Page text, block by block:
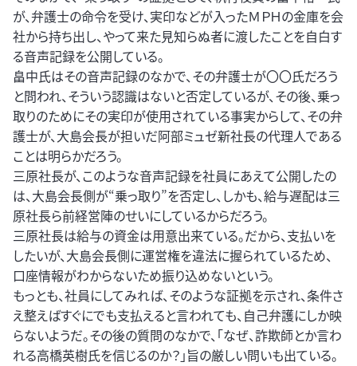
が、弁護士の命令を受け、実印などが入ったＭＰＨの金庫を会
社から持ち出し、やって来た見知らぬ者に渡したことを自白す
る音声記録を公開している。
畠中氏はその音声記録のなかで、その弁護士が〇〇氏だろう
と問われ、そういう認識はないと否定しているが、その後、乗っ
取りのためにその実印が使用されている事実からして、その弁
護士が、大島会長が担いだ阿部ミュゼ新社長の代理人である
ことは明らかだろう。
三原社長が、このような音声記録を社員にあえて公開したの
は、大島会長側が“乗っ取り”を否定し、しかも、給与遅配は三
原社長ら前経営陣のせいにしているからだろう。
三原社長は給与の資金は用意出来ている。だから、支払いを
したいが、大島会長側に運営権を違法に握られているため、
口座情報がわからないため振り込めないという。
もっとも、社員にしてみれば、そのような証拠を示され、条件さ
え整えばすぐにでも支払えると言われても、自己弁護にしか映
らないようだ。その後の質問のなかで、「なぜ、詐欺師とか言わ
れる高橋英樹氏を信じるのか？」旨の厳しい問いも出ている。